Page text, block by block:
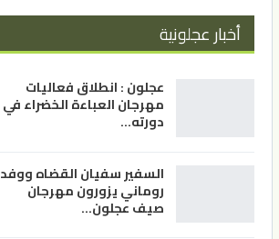
أخبار عجلونية
عجلون : انطلاق فعاليات
مهرجان العباءة الخضراء في
دورته…
السفير سفيان القضاه ووفد
روماني يزورون مهرجان
صيف عجلون…